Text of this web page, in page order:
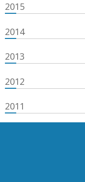
2015
2014
2013
2012
2011